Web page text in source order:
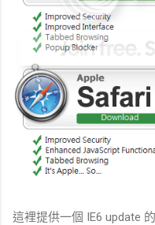
這裡提供一個 IE6 update